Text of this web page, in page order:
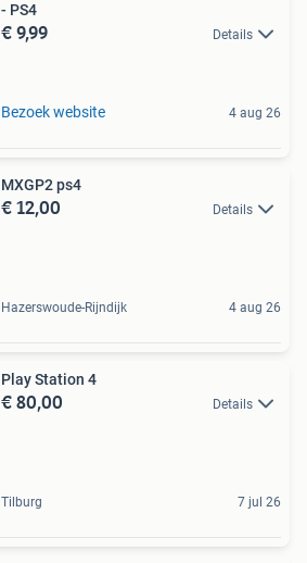
- PS4
€ 9,99 Details
Bezoek website 4 aug 26
MXGP2 ps4
€ 12,00 Details
Hazerswoude-Rijndijk 4 aug 26
Play Station 4
€ 80,00 Details
Tilburg 7 jul 26